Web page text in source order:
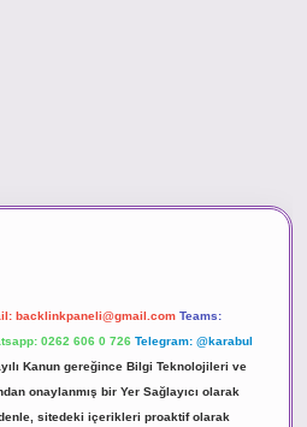
backlinkpaneli@gmail.com Teams:
0262 606 0 726 Telegram: @karabul
Kanun gereğince Bilgi Teknolojileri ve
onaylanmış bir Yer Sağlayıcı olarak
sitedeki içerikleri proaktif olarak